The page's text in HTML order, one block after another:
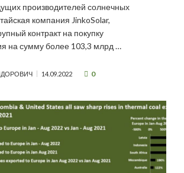
производителей солнечных
компания JinkoSolar,
контракт на покупку
на сумму более 103,3 млрд …
14.09.2022 0